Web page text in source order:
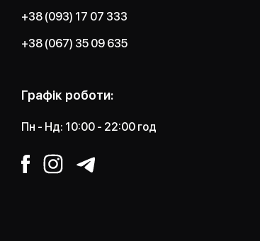
+38 (093) 17 07 333
+38 (067) 35 09 635
Графік роботи:
Пн - Нд: 10:00 - 22:00 год